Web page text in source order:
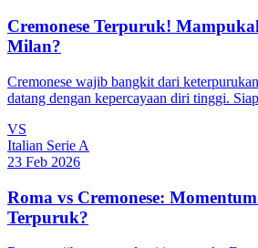
Cremonese Terpuruk!
Milan?
Cremonese wajib bangkit dari
datang dengan kepercayaan diri tinggi.
VS
Italian Serie A
23 Feb 2026
Roma vs Cremonese:
Terpuruk?